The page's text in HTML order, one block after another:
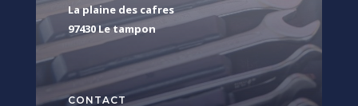
La plaine des cafres
97430 Le tampon
CONTACT